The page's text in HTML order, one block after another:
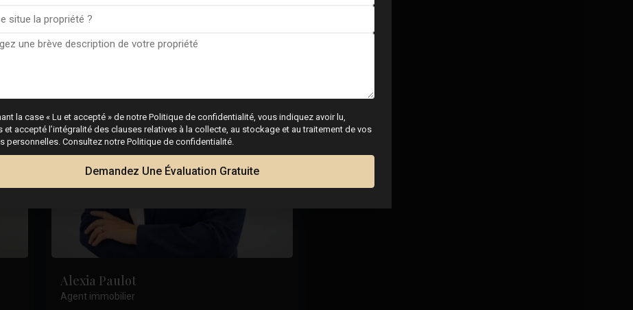
Alexia Paulot
Agent immobilier
la case « Lu et accepté » de notre Politique de confidentialité, vous indiquez avoir lu,
et accepté l’intégralité des clauses relatives à la collecte, au stockage et au traitement de vos
personnelles. Consultez notre Politique de confidentialité.
Demandez Une Évaluation Gratuite